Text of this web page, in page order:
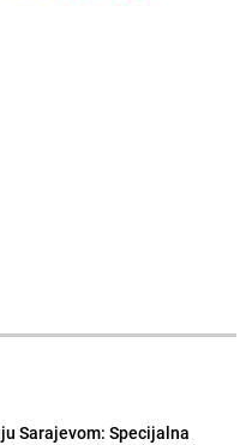
Sarajevom: Specijalna